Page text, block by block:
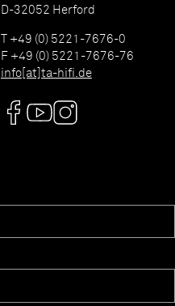
D-32052 Herford
T +49 (0) 5221-7676-0
F +49 (0) 5221-7676-76
info[at]ta-hifi.de